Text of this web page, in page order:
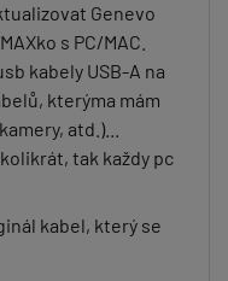
Genevo
s PC/MAC.
kabely USB-A na
kterýma mám
atd.)...
tak každy pc
kabel, který se